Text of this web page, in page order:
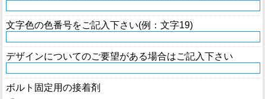
文字色の色番号をご記入下さい(例：文字19)
デザインについてのご要望がある場合はご記入下さい
ボルト固定用の接着剤